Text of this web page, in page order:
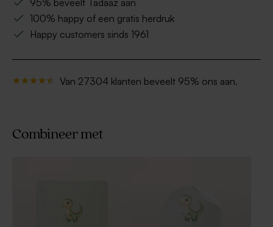
95% beveelt Tadaaz aan
100% happy of een gratis herdruk
Happy customers sinds 1961
Van 27304 klanten beveelt 95% ons aan.
Combineer met